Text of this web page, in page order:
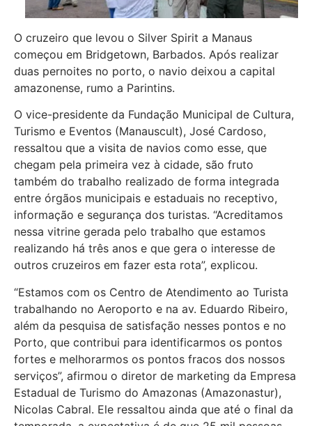
O cruzeiro que levou o Silver Spirit a Manaus
começou em Bridgetown, Barbados. Após realizar
duas pernoites no porto, o navio deixou a capital
amazonense, rumo a Parintins.
O vice-presidente da Fundação Municipal de Cultura,
Turismo e Eventos (Manauscult), José Cardoso,
ressaltou que a visita de navios como esse, que
chegam pela primeira vez à cidade, são fruto
também do trabalho realizado de forma integrada
entre órgãos municipais e estaduais no receptivo,
informação e segurança dos turistas. “Acreditamos
nessa vitrine gerada pelo trabalho que estamos
realizando há três anos e que gera o interesse de
outros cruzeiros em fazer esta rota”, explicou.
“Estamos com os Centro de Atendimento ao Turista
trabalhando no Aeroporto e na av. Eduardo Ribeiro,
além da pesquisa de satisfação nesses pontos e no
Porto, que contribui para identificarmos os pontos
fortes e melhorarmos os pontos fracos dos nossos
serviços”, afirmou o diretor de marketing da Empresa
Estadual de Turismo do Amazonas (Amazonastur),
Nicolas Cabral. Ele ressaltou ainda que até o final da